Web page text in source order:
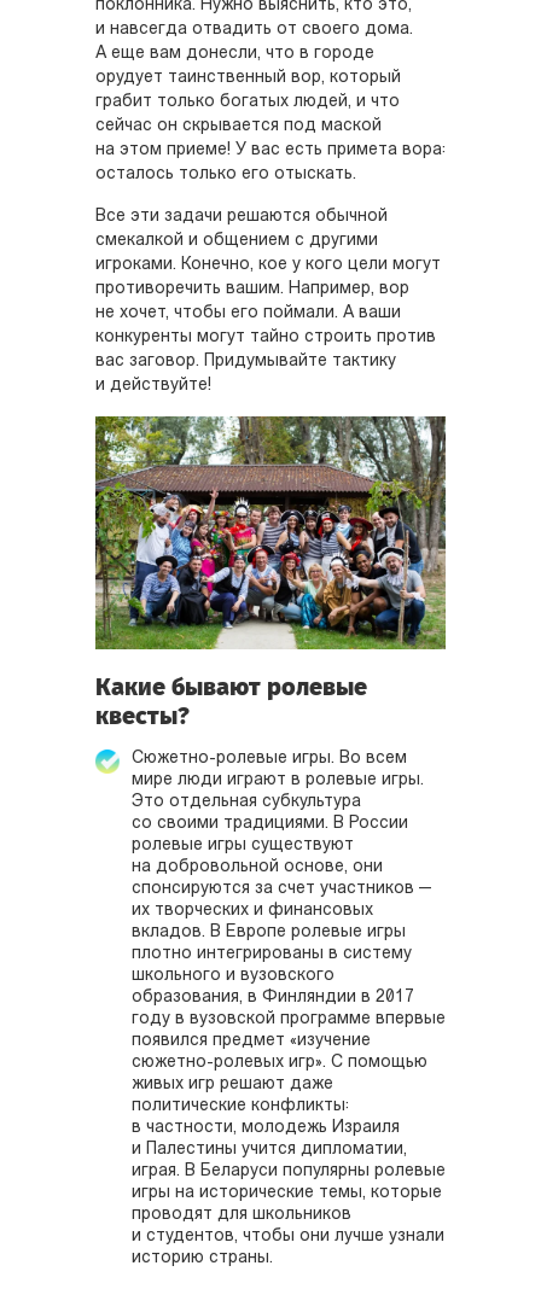
поклонника. Нужно выяснить, кто это,
и навсегда отвадить от своего дома.
А еще вам донесли, что в городе
орудует таинственный вор, который
грабит только богатых людей, и что
сейчас он скрывается под маской
на этом приеме! У вас есть примета вора:
осталось только его отыскать.
Все эти задачи решаются обычной
смекалкой и общением с другими
игроками. Конечно, кое у кого цели могут
противоречить вашим. Например, вор
не хочет, чтобы его поймали. А ваши
конкуренты могут тайно строить против
вас заговор. Придумывайте тактику
и действуйте!
Какие бывают ролевые
квесты?
Сюжетно-ролевые игры. Во всем
мире люди играют в ролевые игры.
Это отдельная субкультура
со своими традициями. В России
ролевые игры существуют
на добровольной основе, они
спонсируются за счет участников —
их творческих и финансовых
вкладов. В Европе ролевые игры
плотно интегрированы в систему
школьного и вузовского
образования, в Финляндии в 2017
году в вузовской программе впервые
появился предмет «изучение
сюжетно-ролевых игр». С помощью
живых игр решают даже
политические конфликты:
в частности, молодежь Израиля
и Палестины учится дипломатии,
играя. В Беларуси популярны ролевые
игры на исторические темы, которые
проводят для школьников
и студентов, чтобы они лучше узнали
историю страны.